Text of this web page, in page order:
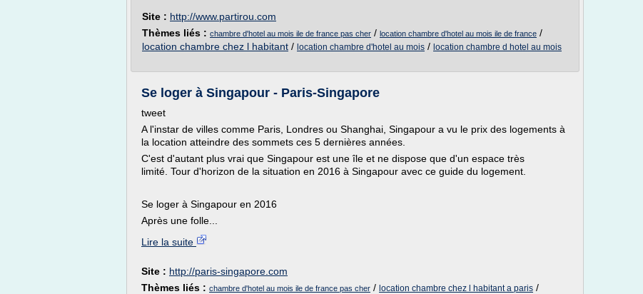
Site : http://www.partirou.com
Thèmes liés : chambre d'hotel au mois ile de france pas cher / location chambre d'hotel au mois ile de france /
location chambre chez l habitant / location chambre d'hotel au mois / location chambre d hotel au mois
Se loger à Singapour - Paris-Singapore
tweet
A l'instar de villes comme Paris, Londres ou Shanghai, Singapour a vu le prix des logements à
la location atteindre des sommets ces 5 dernières années.
C'est d'autant plus vrai que Singapour est une île et ne dispose que d'un espace très
limité. Tour d'horizon de la situation en 2016 à Singapour avec ce guide du logement.
Se loger à Singapour en 2016
Après une folle...
Lire la suite
Site : http://paris-singapore.com
Thèmes liés : chambre d'hotel au mois ile de france pas cher / location chambre chez l habitant a paris /